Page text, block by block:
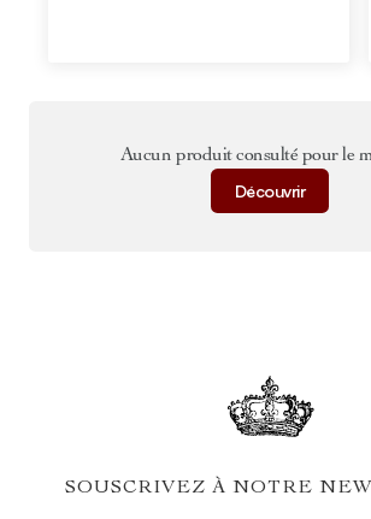
Aucun produit consulté pour le
Découvrir
SOUSCRIVEZ À NOTRE